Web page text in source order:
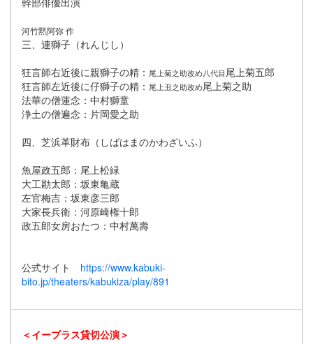
河竹黙阿弥 作
三、連獅子（れんじし）
狂言師右近後に親獅子の精： 尾上菊之助改め八代目尾上菊五郎
狂言師左近後に仔獅子の精： 尾上丑之助改め尾上菊之助
法華の僧蓮念：中村獅童
浄土の僧遍念：片岡愛之助
四、芝浜革財布（しばはまのかわざいふ）
魚屋政五郎：尾上松緑
大工勘太郎：坂東亀蔵
左官梅吉：坂東彦三郎
大家長兵衛：河原崎権十郎
政五郎女房おたつ：中村萬壽
公式サイト https://www.kabuki-
bito.jp/theaters/kabukiza/play/891
＜イープラス貸切公演＞